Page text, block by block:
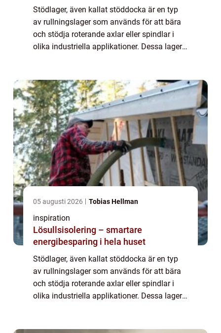
Stödlager, även kallat stöddocka är en typ
av rullningslager som används för att bära
och stödja roterande axlar eller spindlar i
olika industriella applikationer. Dessa lager
05 augusti 2026 Tobias Hellman
inspiration
Lösullsisolering – smartare
energibesparing i hela huset
Stödlager, även kallat stöddocka är en typ
av rullningslager som används för att bära
och stödja roterande axlar eller spindlar i
olika industriella applikationer. Dessa lager